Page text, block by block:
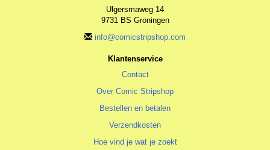
Ulgersmaweg 14
9731 BS Groningen
info@comicstripshop.com
Klantenservice
Contact
Over Comic Stripshop
Bestellen en betalen
Verzendkosten
Hoe vind je wat je zoekt